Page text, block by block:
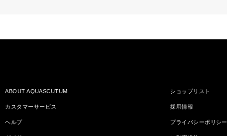
ABOUT AQUASCUTUM
カスタマーサービス
ヘルプ
ショップリスト
採用情報
プライバシーポリシー